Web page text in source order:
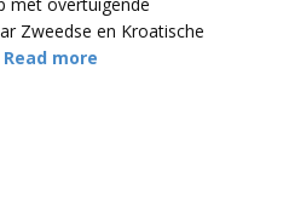
Zweedse en Kroatische
Read more